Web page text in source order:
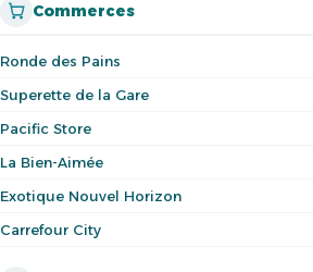
Commerces
Ronde des Pains
Superette de la Gare
Pacific Store
La Bien-Aimée
Exotique Nouvel Horizon
Carrefour City